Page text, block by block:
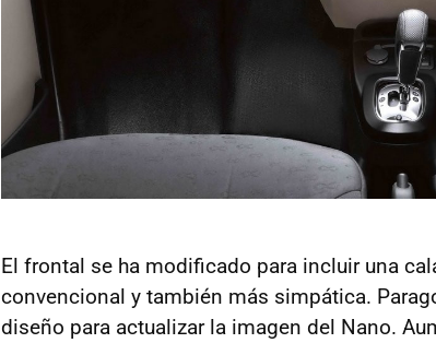
El frontal se ha modificado para incluir una
convencional y también más simpática.
diseño para actualizar la imagen del Nano.